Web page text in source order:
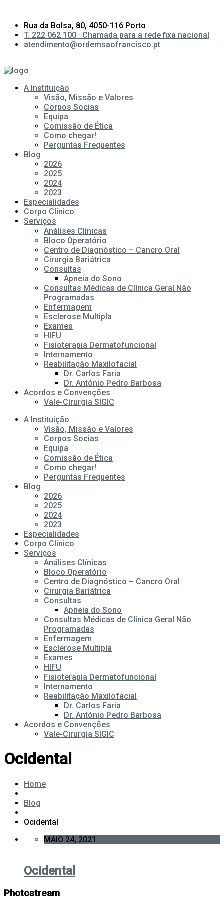
Rua da Bolsa, 80, 4050-116 Porto
T. 222 062 100 · Chamada para a rede fixa nacional
atendimento@ordemsaofrancisco.pt
A Instituição
Visão, Missão e Valores
Corpos Socias
Equipa
Comissão de Ética
Como chegar!
Perguntas Frequentes
Blog
2026
2025
2024
2023
Especialidades
Corpo Clínico
Serviços
Análises Clínicas
Bloco Operatório
Centro de Diagnóstico – Cancro Oral
Cirurgia Bariátrica
Consultas
Apneia do Sono
Consultas Médicas de Clínica Geral Não
Programadas
Enfermagem
Esclerose Multipla
Exames
HIFU
Fisioterapia Dermatofuncional
Internamento
Reabilitação Maxilofacial
Dr. Carlos Faria
Dr. António Pedro Barbosa
Acordos e Convenções
Vale-Cirurgia SIGIC
A Instituição
Visão, Missão e Valores
Corpos Socias
Equipa
Comissão de Ética
Como chegar!
Perguntas Frequentes
Blog
2026
2025
2024
2023
Especialidades
Corpo Clínico
Serviços
Análises Clínicas
Bloco Operatório
Centro de Diagnóstico – Cancro Oral
Cirurgia Bariátrica
Consultas
Apneia do Sono
Consultas Médicas de Clínica Geral Não
Programadas
Enfermagem
Esclerose Multipla
Exames
HIFU
Fisioterapia Dermatofuncional
Internamento
Reabilitação Maxilofacial
Dr. Carlos Faria
Dr. António Pedro Barbosa
Acordos e Convenções
Vale-Cirurgia SIGIC
Ocidental
Home
Blog
Ocidental
MAIO 24, 2021
Ocidental
Photostream